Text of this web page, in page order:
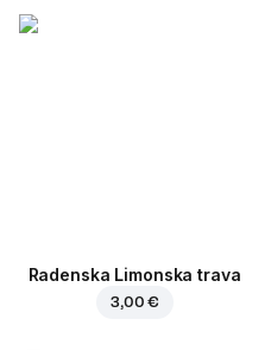
Radenska Limonska trava
3,00 €